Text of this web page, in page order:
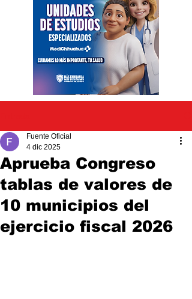
Aprueba Congreso
tablas de valores de
10 municipios del
ejercicio fiscal 2026
Fuente Oficial
4 dic 2025